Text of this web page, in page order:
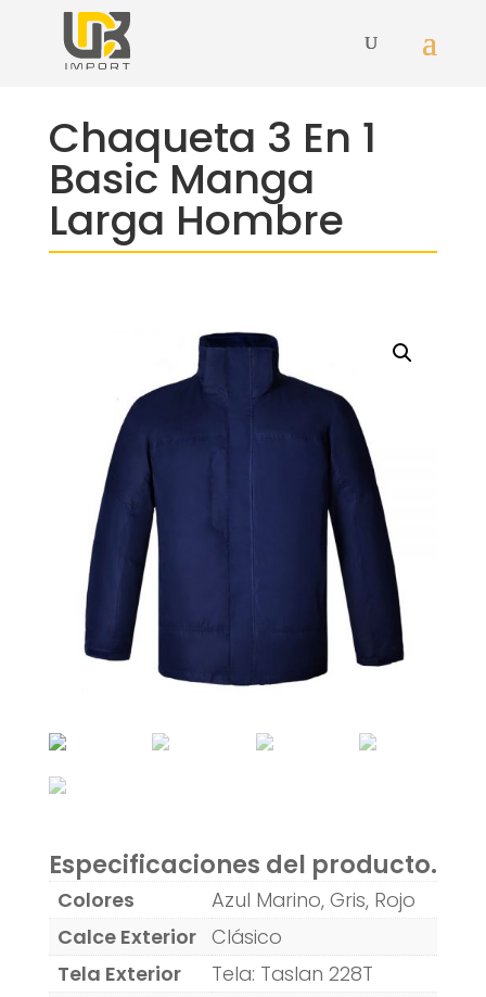
Chaqueta 3 En 1
Basic Manga
Larga Hombre
Especificaciones del producto.
Colores
Azul Marino, Gris, Rojo
Calce Exterior Clásico
Tela Exterior
Tela: Taslan 228T